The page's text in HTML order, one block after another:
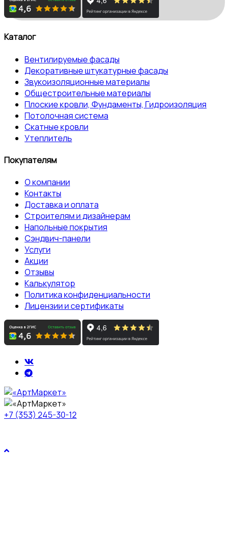
Каталог
Вентилируемые фасады
Декоративные штукатурные фасады
Звукоизоляционные материалы
Общестроительные материалы
Плоские кровли, Фундаменты, Гидроизоляция
Потолочная система
Скатные кровли
Утеплитель
Покупателям
О компании
Контакты
Доставка и оплата
Строителям и дизайнерам
Напольные покрытия
Сэндвич-панели
Услуги
Акции
Отзывы
Калькулятор
Политика конфиденциальности
Лицензии и сертификаты
+7 (353) 245-30-12